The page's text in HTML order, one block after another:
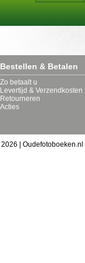
Bestellen & Betalen
Zo betaalt u
Levertijd & Verzendkosten
Retourneren
Acties
| Oudefotoboeken.nl |